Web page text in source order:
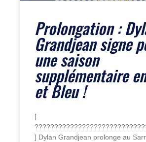
Prolongation :
Grandjean signe
une saison
supplémentaire
et Bleu !
[
] Dylan Grandjean prolonge au